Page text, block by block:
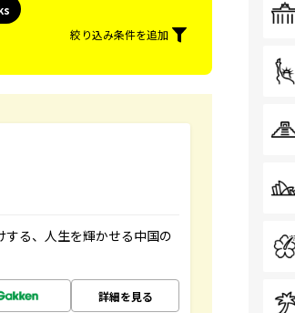
絞り込み条件を追加
る、人生を輝かせる中国の
詳細を見る